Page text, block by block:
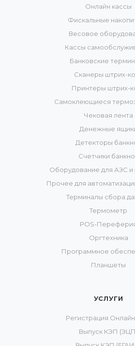
Онлайн кассы
Фискальные
Весовое
Кассы
Банковские
Сканеры штрих-
Принтеры штрих-
Самоклеющиеся
Чековая лента
Денежные
Детекторы
Счетчики
Оборудование для АЗС и
Прочее для
Терминалы сбора
Термометр
POS-
Оргтехника
Программное
Планшеты
УСЛУГИ
Регистрация
Выпуск КЭП